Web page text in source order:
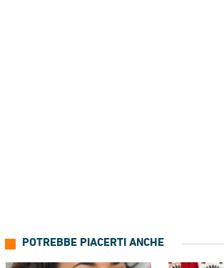
POTREBBE PIACERTI ANCHE